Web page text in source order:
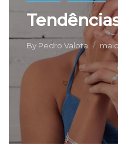
By Pedro Valota